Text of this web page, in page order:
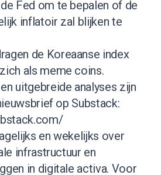
Fed om te bepalen of de
inflatoir zal blijken te
de Koreaanse index
als meme coins.
uitgebreide analyses zijn
op Substack:
en wekelijks over
infrastructuur en
in digitale activa. Voor